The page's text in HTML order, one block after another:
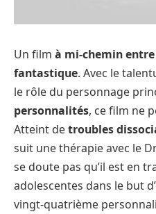
Un film à mi-chemin
fantastique. Avec le
le rôle du personnage
personnalités, ce film ne
Atteint detroubles
suit une thérapie avec le
se doute pas qu’il est en
adolescentes dans le but
vingt-quatrième